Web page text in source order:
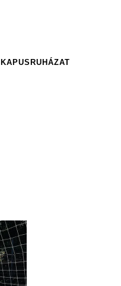
KAPUSRUHÁZAT